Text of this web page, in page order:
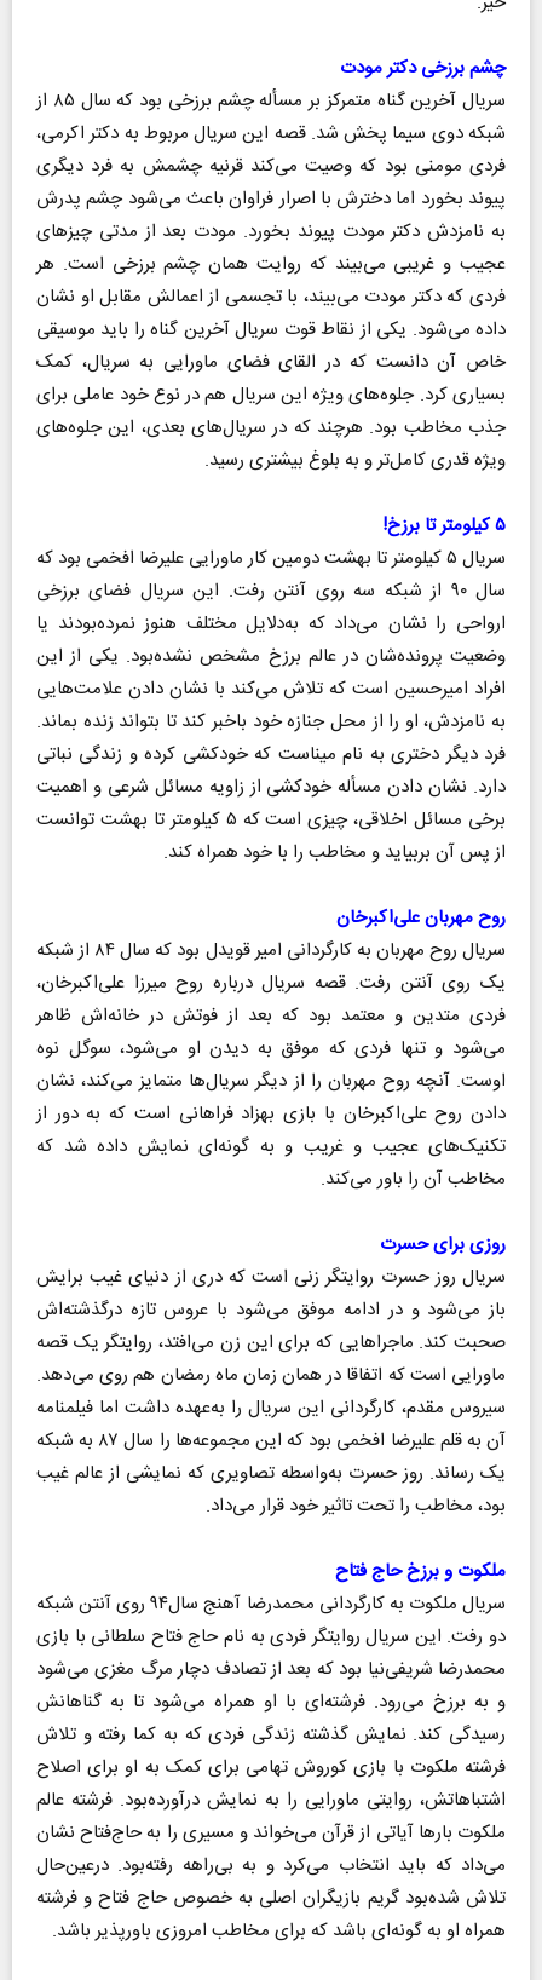
چشم برزخی دکتر مودت
سریال آخرین گناه متمرکز بر مسأله چشم برزخی بود که سال ۸۵ از
شبکه دوی سیما پخش شد. قصه این سریال مربوط به دکتر اکرمی،
فردی مومنی بود که وصیت می‌کند قرنیه چشمش به فرد دیگری
پیوند بخورد اما دخترش با اصرار فراوان باعث می‌شود چشم پدرش
به نامزدش دکتر مودت پیوند بخورد. مودت بعد از مدتی چیزهای
عجیب و غریبی می‌بیند که روایت همان چشم برزخی است. هر
فردی که دکتر مودت می‌بیند، با تجسمی از اعمالش مقابل او نشان
داده می‌شود. یکی از نقاط قوت سریال آخرین گناه را باید موسیقی
خاص آن دانست که در القای فضای ماورایی به سریال، کمک
بسیاری کرد. جلوه‌های ویژه این سریال هم در نوع خود عاملی برای
جذب مخاطب بود. هرچند که در سریال‌های بعدی، این جلوه‌های
ویژه قدری کامل‌تر و به بلوغ بیشتری رسید.
۵ کیلومتر تا برزخ!
سریال ۵ کیلومتر تا بهشت دومین کار ماورایی علیرضا افخمی بود که
سال ۹۰ از شبکه سه روی آنتن رفت. این سریال فضای برزخی
ارواحی را نشان می‌داد که به‌دلایل مختلف هنوز نمرده‌بودند یا
وضعیت پرونده‌شان در عالم برزخ مشخص نشده‌بود. یکی از این
افراد امیرحسین است که تلاش می‌کند با نشان دادن علامت‌هایی
به نامزدش، او را از محل جنازه خود باخبر کند تا بتواند زنده بماند.
فرد دیگر دختری به نام میناست که خودکشی کرده و زندگی نباتی
دارد. نشان دادن مسأله خودکشی از زاویه مسائل شرعی و اهمیت
برخی مسائل اخلاقی، چیزی است که ۵ کیلومتر تا بهشت توانست
از پس آن بربیاید و مخاطب را با خود همراه کند.
روح مهربان علی‌اکبرخان
سریال روح مهربان به کارگردانی امیر قویدل بود که سال ۸۴ از شبکه
یک روی آنتن رفت. قصه سریال درباره روح میرزا علی‌اکبر‌خان،
فردی متدین و معتمد بود که بعد از فوتش در خانه‌اش ظاهر
می‌شود و تنها فردی که موفق به دیدن او می‌شود، سوگل نوه
اوست. آنچه روح مهربان را از دیگر سریال‌ها متمایز می‌کند، نشان
دادن روح علی‌اکبر‌خان با بازی بهزاد فراهانی است که به دور از
تکنیک‌های عجیب و غریب و به گونه‌ای نمایش داده شد که
مخاطب آن را باور می‌کند.
روزی برای حسرت
سریال روز حسرت روایتگر زنی است که دری از دنیای غیب برایش
باز می‌شود و در ادامه موفق می‌شود با عروس تازه درگذشته‌اش
صحبت کند. ماجراهایی که برای این زن می‌افتد، روایتگر یک قصه
ماورایی است که اتفاقا در همان زمان ماه رمضان هم روی می‌دهد.
سیروس مقدم، کارگردانی این سریال را به‌عهده داشت اما فیلمنامه
آن به قلم علیرضا افخمی بود که این مجموعه‌ها را سال ۸۷ به شبکه
یک رساند. روز حسرت به‌واسطه تصاویری که نمایشی از عالم غیب
بود، مخاطب را تحت تاثیر خود قرار می‌داد.
ملکوت و برزخ حاج فتاح
سریال ملکوت به کارگردانی محمدرضا آهنج سال۹۴ روی آنتن شبکه
دو رفت. این سریال روایتگر فردی به نام حاج فتاح سلطانی با بازی
محمدرضا شریفی‌نیا بود که بعد از تصادف دچار مرگ مغزی می‌شود
و به برزخ می‌رود. فرشته‌ای با او همراه می‌شود تا به گناهانش
رسیدگی کند. نمایش گذشته زندگی فردی که به کما رفته و تلاش
فرشته ملکوت با بازی کوروش تهامی برای کمک به او برای اصلاح
اشتباهاتش، روایتی ماورایی را به نمایش درآورده‌بود. فرشته عالم
ملکوت بارها آیاتی از قرآن می‌خواند و مسیری را به حاج‌فتاح نشان
می‌داد که باید انتخاب می‌کرد و به بی‌راهه رفته‌بود. درعین‌حال
تلاش شده‌بود گریم‌ بازیگران اصلی به خصوص حاج فتاح و فرشته
همراه او به گونه‌ای باشد که برای مخاطب امروزی باورپذیر باشد.